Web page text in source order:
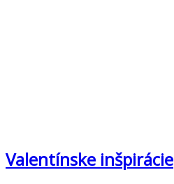
Valentínske inšpirácie